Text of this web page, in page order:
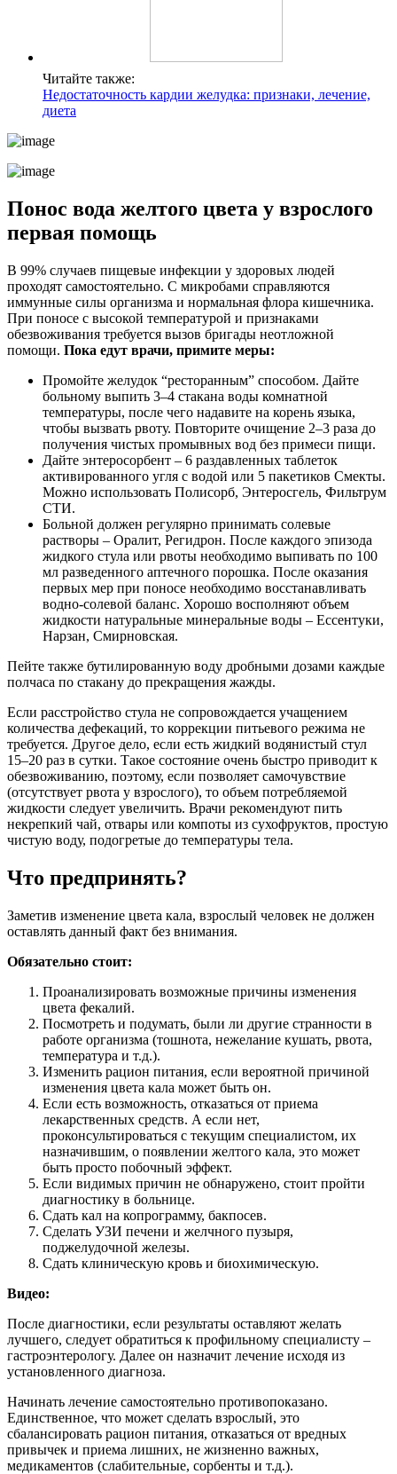
Читайте также:
Недостаточность кардии желудка: признаки, лечение,
диета
Понос вода желтого цвета у взрослого
первая помощь
В 99% случаев пищевые инфекции у здоровых людей
проходят самостоятельно. С микробами справляются
иммунные силы организма и нормальная флора кишечника.
При поносе с высокой температурой и признаками
обезвоживания требуется вызов бригады неотложной
помощи. Пока едут врачи, примите меры:
Промойте желудок “ресторанным” способом. Дайте
больному выпить 3–4 стакана воды комнатной
температуры, после чего надавите на корень языка,
чтобы вызвать рвоту. Повторите очищение 2–3 раза до
получения чистых промывных вод без примеси пищи.
Дайте энтеросорбент – 6 раздавленных таблеток
активированного угля с водой или 5 пакетиков Смекты.
Можно использовать Полисорб, Энтеросгель, Фильтрум
СТИ.
Больной должен регулярно принимать солевые
растворы – Оралит, Регидрон. После каждого эпизода
жидкого стула или рвоты необходимо выпивать по 100
мл разведенного аптечного порошка. После оказания
первых мер при поносе необходимо восстанавливать
водно-солевой баланс. Хорошо восполняют объем
жидкости натуральные минеральные воды – Ессентуки,
Нарзан, Смирновская.
Пейте также бутилированную воду дробными дозами каждые
полчаса по стакану до прекращения жажды.
Если расстройство стула не сопровождается учащением
количества дефекаций, то коррекции питьевого режима не
требуется. Другое дело, если есть жидкий водянистый стул
15–20 раз в сутки. Такое состояние очень быстро приводит к
обезвоживанию, поэтому, если позволяет самочувствие
(отсутствует рвота у взрослого), то объем потребляемой
жидкости следует увеличить. Врачи рекомендуют пить
некрепкий чай, отвары или компоты из сухофруктов, простую
чистую воду, подогретые до температуры тела.
Что предпринять?
Заметив изменение цвета кала, взрослый человек не должен
оставлять данный факт без внимания.
Обязательно стоит:
Проанализировать возможные причины изменения
цвета фекалий.
Посмотреть и подумать, были ли другие странности в
работе организма (тошнота, нежелание кушать, рвота,
температура и т.д.).
Изменить рацион питания, если вероятной причиной
изменения цвета кала может быть он.
Если есть возможность, отказаться от приема
лекарственных средств. А если нет,
проконсультироваться с текущим специалистом, их
назначившим, о появлении желтого кала, это может
быть просто побочный эффект.
Если видимых причин не обнаружено, стоит пройти
диагностику в больнице.
Сдать кал на копрограмму, бакпосев.
Сделать УЗИ печени и желчного пузыря,
поджелудочной железы.
Сдать клиническую кровь и биохимическую.
Видео:
После диагностики, если результаты оставляют желать
лучшего, следует обратиться к профильному специалисту –
гастроэнтерологу. Далее он назначит лечение исходя из
установленного диагноза.
Начинать лечение самостоятельно противопоказано.
Единственное, что может сделать взрослый, это
сбалансировать рацион питания, отказаться от вредных
привычек и приема лишних, не жизненно важных,
медикаментов (слабительные, сорбенты и т.д.).